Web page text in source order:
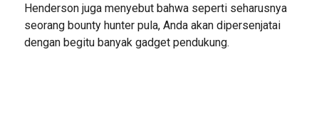
Henderson juga menyebut bahwa seperti seharusnya
seorang bounty hunter pula, Anda akan dipersenjatai
dengan begitu banyak gadget pendukung.